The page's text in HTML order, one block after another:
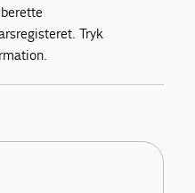
Tryk